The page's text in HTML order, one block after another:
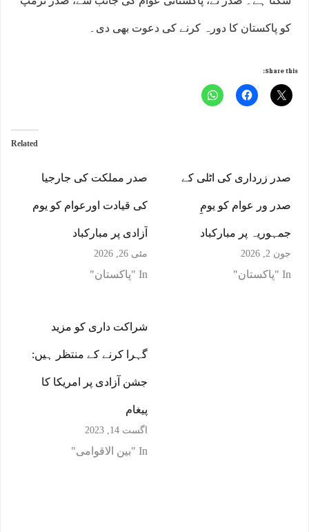
کو پاکستان کا دورہ کرنے کی دعوت بھی دی۔
Share this:
Related
صدر مملکت کی جارجیا
کی قیادت اورعوام کو یوم
آزادی پر مبارکباد
مئی 26, 2026
In "پاکستان"
صدر زرداری کی اٹلی کے
صدر ور عوام کو یومِ
جمہوریہ پر مبارکباد
جون 2, 2026
In "پاکستان"
شراکت داری کو مزید
گہرا کرنے کے منتظر ہیں:
جشن آزادی پر امریکا کا
پیغام
اگست 14, 2023
In "بین الاقوامی"